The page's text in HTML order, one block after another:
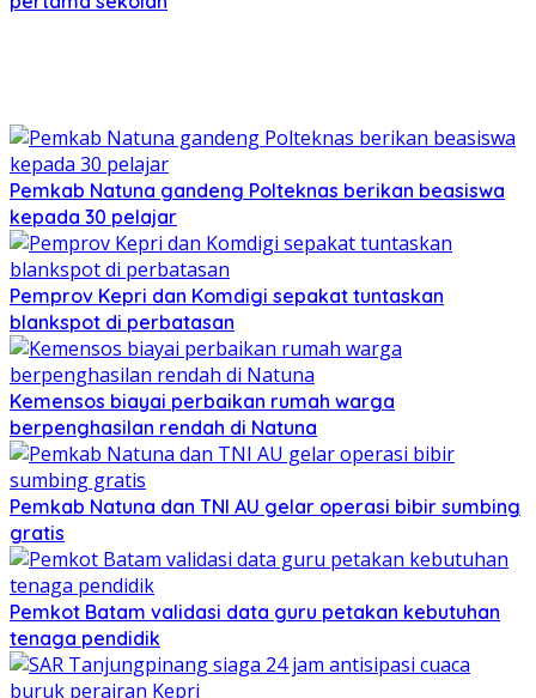
Pemkab Natuna gandeng Polteknas berikan beasiswa
kepada 30 pelajar
Pemprov Kepri dan Komdigi sepakat tuntaskan
blankspot di perbatasan
Kemensos biayai perbaikan rumah warga
berpenghasilan rendah di Natuna
Pemkab Natuna dan TNI AU gelar operasi bibir sumbing
gratis
Pemkot Batam validasi data guru petakan kebutuhan
tenaga pendidik